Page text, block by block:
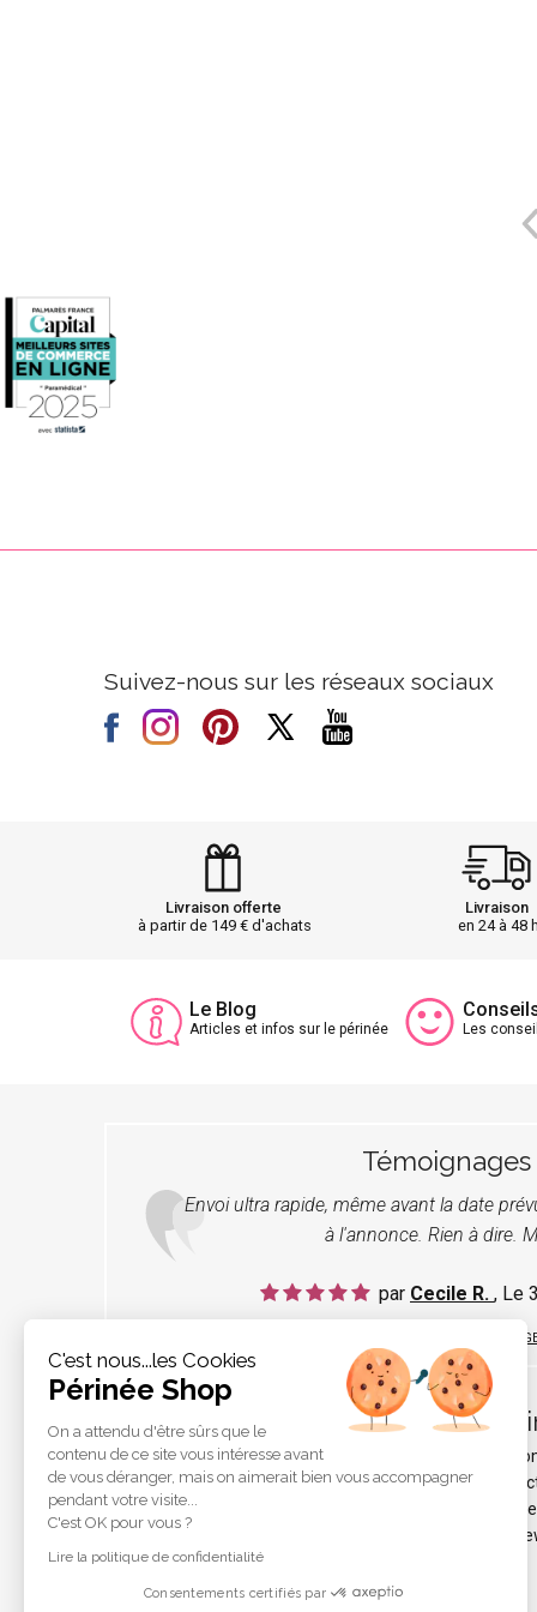
Suivez-nous sur les réseaux sociaux
Livraison offerte
à partir de 149 € d'achats
Livraison
en 24 à 48
Le Blog
Articles et infos sur le périnée Les
Témoignages
Envoi ultra rapide, même avant la date
à l'annonce. Rien à dire.
par Cecile R. , Le
LIRE TOUS LES
Qui
Liens
Les
C'est nous...les Cookies
Périnée Shop
On a attendu d'être sûrs que le
contenu de ce site vous intéresse avant
de vous déranger, mais on aimerait bien vous accompagner
pendant votre visite...
C'est OK pour vous ?
Lire la politique de confidentialité
Consentements certifiés par